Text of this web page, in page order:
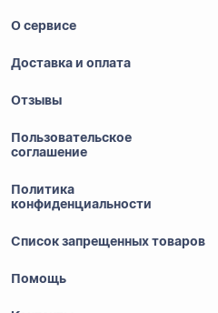
О сервисе
Доставка и оплата
Отзывы
Пользовательское
соглашение
Политика
конфиденциальности
Список запрещенных товаров
Помощь